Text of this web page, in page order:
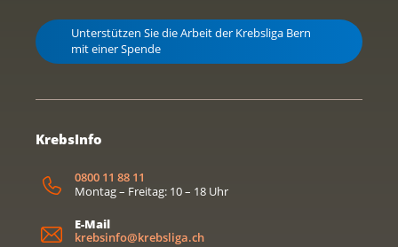
Unterstützen Sie die Arbeit der Krebsliga Bern
mit einer Spende
KrebsInfo
0800 11 88 11
Montag – Freitag: 10 – 18 Uhr
E-Mail
krebsinfo@krebsliga.ch